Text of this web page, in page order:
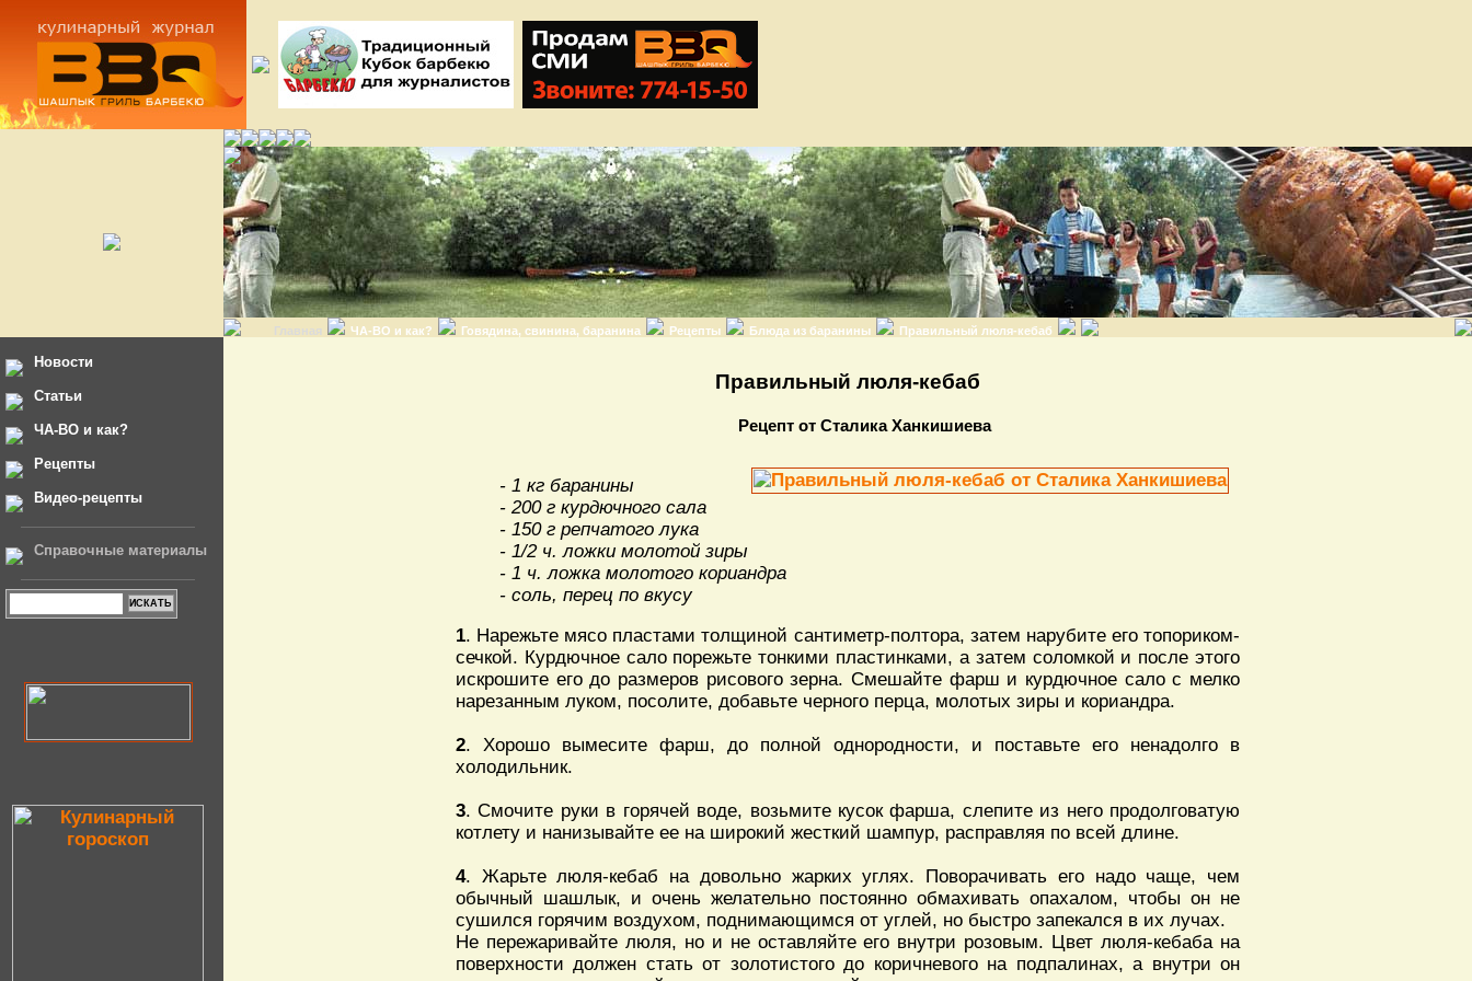
Главная ЧА-ВО и как? Говядина, свинина, баранина Рецепты Блюда из баранины Правильный люля-кебаб
Новости
Статьи
ЧА-ВО и как?
Рецепты
Видео-рецепты
Справочные материалы
Правильный люля-кебаб
Рецепт от Сталика Ханкишиева
- 1 кг баранины
- 200 г курдючного сала
- 150 г репчатого лука
- 1/2 ч. ложки молотой зиры
- 1 ч. ложка молотого кориандра
- соль, перец по вкусу
1. Нарежьте мясо пластами толщиной сантиметр-полтора, затем нарубите его топориком-
сечкой. Курдючное сало порежьте тонкими пластинками, а затем соломкой и после этого
искрошите его до размеров рисового зерна. Смешайте фарш и курдючное сало с мелко
нарезанным луком, посолите, добавьте черного перца, молотых зиры и кориандра.
2. Хорошо вымесите фарш, до полной однородности, и поставьте его ненадолго в
холодильник.
3. Смочите руки в горячей воде, возьмите кусок фарша, слепите из него продолговатую
котлету и нанизывайте ее на широкий жесткий шампур, расправляя по всей длине.
4. Жарьте люля-кебаб на довольно жарких углях. Поворачивать его надо чаще, чем
обычный шашлык, и очень желательно постоянно обмахивать опахалом, чтобы он не
сушился горячим воздухом, поднимающимся от углей, но быстро запекался в их лучах.
Не пережаривайте люля, но и не оставляйте его внутри розовым. Цвет люля-кебаба на
поверхности должен стать от золотис­того до коричневого на подпалинах, а внутри он